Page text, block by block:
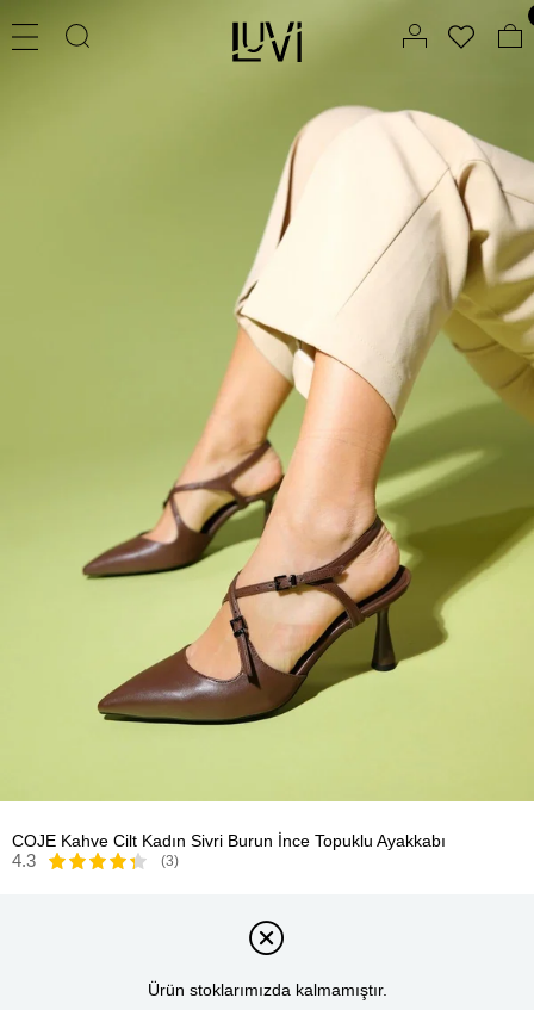
COJE Kahve Cilt Kadın Sivri Burun İnce Topuklu Ayakkabı
4.3 (3)
Ürün stoklarımızda kalmamıştır.